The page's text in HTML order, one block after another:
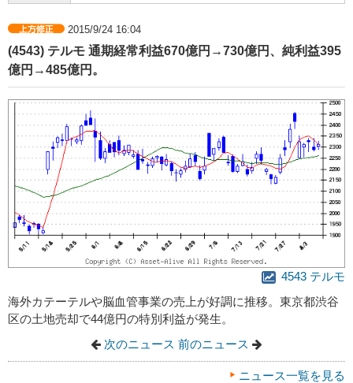
2015/9/24 16:04
(4543) テルモ 通期経常利益670億円→730億円、純利益395
億円→485億円。
4543 テルモ
海外カテーテルや脳血管事業の売上が好調に推移。東京都渋谷
区の土地売却で44億円の特別利益が発生。
次のニュース 前のニュース
ニュース一覧を見る